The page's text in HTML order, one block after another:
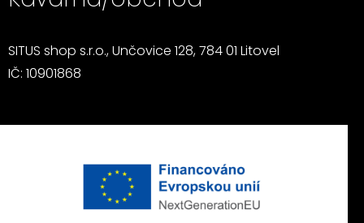
SITUS shop s.r.o., Unčovice 128, 784 01 Litovel
IČ: 10901868